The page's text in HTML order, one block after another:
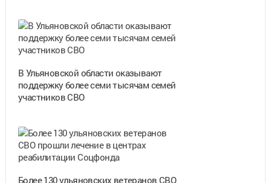
В Ульяновской области оказывают
поддержку более семи тысячам семей
участников СВО
Более 130 ульяновских ветеранов СВО